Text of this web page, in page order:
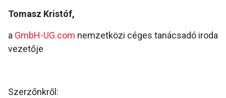
Tomasz Kristóf,
a GmbH-UG.com nemzetközi céges tanácsadó iroda
vezetője
Szerzőnkről: